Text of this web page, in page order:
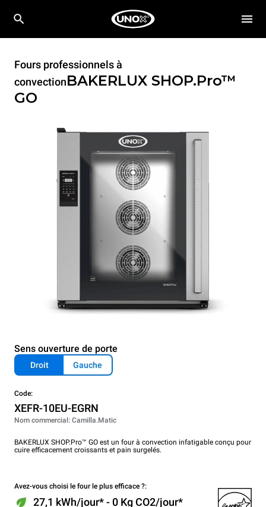
Fours professionnels à
convectionBAKERLUX SHOP.Pro™
GO
Sens ouverture de porte
Droit Gauche
Code:
XEFR-10EU-EGRN
Nom commercial: Camilla.Matic
BAKERLUX SHOP.Pro™ GO est un four à convection infatigable conçu pour
cuire efficacement croissants et pain surgelés.
Avez-vous choisi le four le plus efficace ?:
27,1 kWh/jour* - 0 Kg CO2/jour*